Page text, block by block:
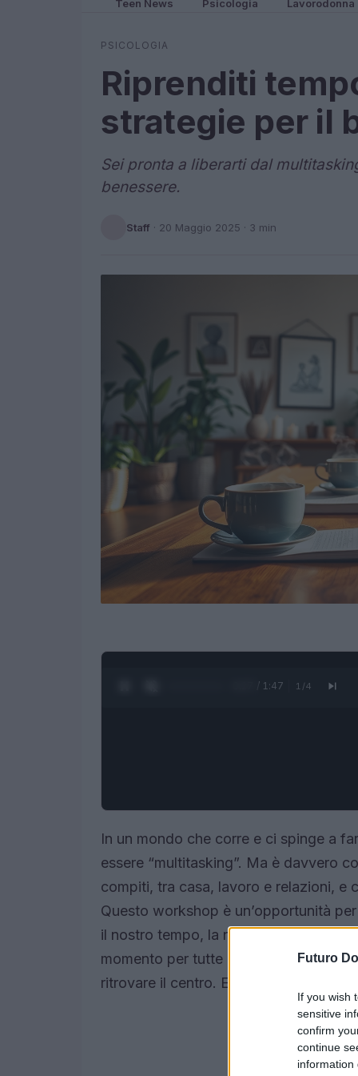
Futuro
If you wish
sensitive
confirm
continue
information
Teen News Psicologia Lavorodonna
PSICOLOGIA
Riprenditi
strategie per il
Sei pronta a liberarti dal
benessere.
Staff · 20 Maggio 2025 · 3 min
0:28 / 1:47 1 /4
In un mondo che corre e ci spinge a
essere “multitasking”. Ma è davvero
compiti, tra casa, lavoro e relazioni, e
Questo workshop è un’opportunità
il nostro tempo, la nostra energia e,
momento per tutte quelle donne che,
ritrovare il centro. E non è solo una